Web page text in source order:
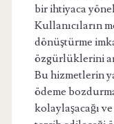
bir ihtiyaca
Kullanıcıların
dönüştürme
özgürlüklerini
Bu hizmetlerin
ödeme
kolaylaşacağı